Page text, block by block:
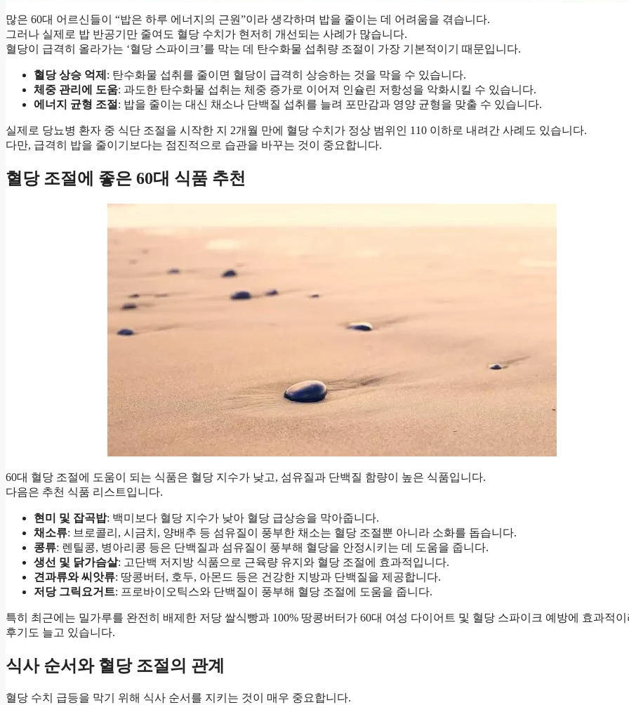
많은 60대 어르신들이 “밥은 하루 에너지의 근원”이라 생각하며 밥을 줄이는 데 어려움을 겪습니다.
그러나 실제로 밥 반공기만 줄여도 혈당 수치가 현저히 개선되는 사례가 많습니다.
혈당이 급격히 올라가는 ‘혈당 스파이크’를 막는 데 탄수화물 섭취량 조절이 가장 기본적이기 때문입니다.
혈당 상승 억제 : 탄수화물 섭취를 줄이면 혈당이 급격히 상승하는 것을 막을 수 있습니다.
체중 관리에 도움: 과도한 탄수화물 섭취는 체중 증가로 이어져 인슐린 저항성을 악화시킬 수 있습니다.
에너지 균형 조절 : 밥을 줄이는 대신 채소나 단백질 섭취를 늘려 포만감과 영양 균형을 맞출 수 있습니다.
실제로 당뇨병 환자 중 식단 조절을 시작한 지 2개월 만에 혈당 수치가 정상 범위인 110 이하로 내려간 사례도 있습니다.
다만, 급격히 밥을 줄이기보다는 점진적으로 습관을 바꾸는 것이 중요합니다.
혈당 조절에 좋은 60대 식품 추천
60대 혈당 조절에 도움이 되는 식품은 혈당 지수가 낮고, 섬유질과 단백질 함량이 높은 식품입니다.
다음은 추천 식품 리스트입니다.
현미 및 잡곡밥: 백미보다 혈당 지수가 낮아 혈당 급상승을 막아줍니다.
채소류: 브로콜리, 시금치, 양배추 등 섬유질이 풍부한 채소는 혈당 조절뿐 아니라 소화를 돕습니다.
콩류: 렌틸콩, 병아리콩 등은 단백질과 섬유질이 풍부해 혈당을 안정시키는 데 도움을 줍니다.
생선 및 닭가슴살: 고단백 저지방 식품으로 근육량 유지와 혈당 조절에 효과적입니다.
견과류와 씨앗류: 땅콩버터, 호두, 아몬드 등은 건강한 지방과 단백질을 제공합니다.
저당 그릭요거트: 프로바이오틱스와 단백질이 풍부해 혈당 조절에 도움을 줍니다.
특히 최근에는 밀가루를 완전히 배제한 저당 쌀식빵과 100% 땅콩버터가 60대 여성 다이어트 및 혈당 스파이크 예방에 효과적
후기도 늘고 있습니다.
식사 순서와 혈당 조절의 관계
혈당 수치 급등을 막기 위해 식사 순서를 지키는 것이 매우 중요합니다.